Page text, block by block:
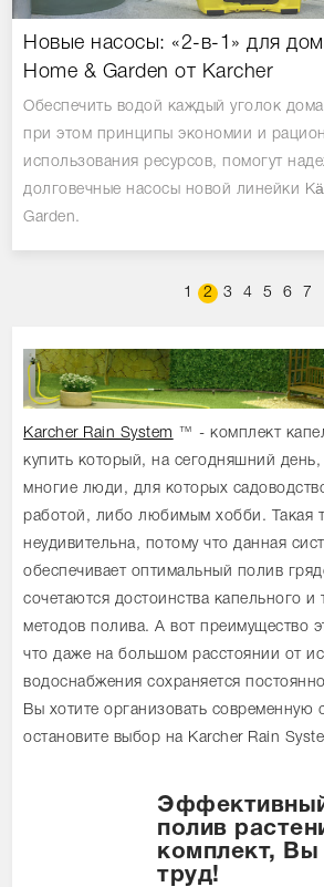
Новые насосы: «2-в-1» для
Home & Garden от Karcher
Обеспечить водой каждый уголок
при этом принципы экономии и
использования ресурсов, помогут
долговечные насосы новой линейки
Garden.
1 2 3 4 5 6 7
Karcher Rain System
™ - комплект
купить который, на сегодняшний
многие люди, для которых
работой, либо любимым хобби. Такая
неудивительна, потому что данная
обеспечивает оптимальный полив
сочетаются достоинства капельного и
методов полива. А вот преимущество
что даже на большом расстоянии от
водоснабжения сохраняется
Вы хотите организовать современную
остановите выбор на Karcher Rain
полив
комплект, Вы
труд!